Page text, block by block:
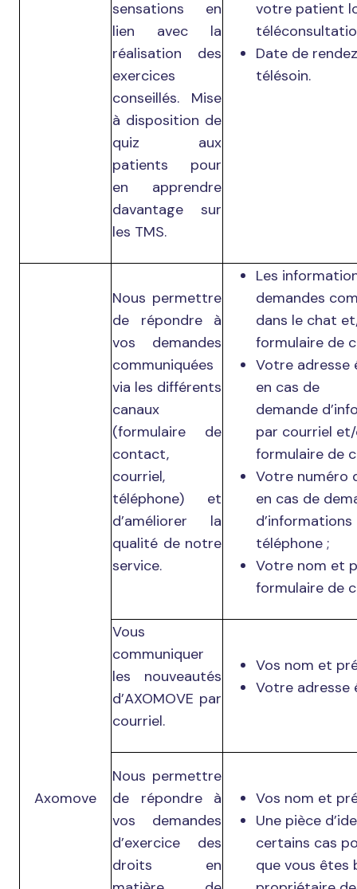
sensations en
lien avec la
réalisation des
exercices
conseillés. Mise
à disposition de
quiz aux
patients pour
en apprendre
davantage sur
les TMS.
votre patient
Date de
télésoin.
Axomove
Nous permettre
de répondre à
vos demandes
communiquées
via les différents
canaux
(formulaire de
contact,
courriel,
téléphone) et
d’améliorer la
qualité de notre
service.
Les
demandes
dans le chat
formulaire de
Votre adresse
en cas de
demande
par courriel
formulaire de
Votre numéro
en cas de
d’informations
téléphone ;
Votre nom et
formulaire de
Vous
communiquer
les nouveautés
d’AXOMOVE par
courriel.
Vos nom et
Votre adresse
Nous permettre
de répondre à
vos demandes
d’exercice des
droits en
Vos nom et
Une pièce
certains cas
que vous êtes